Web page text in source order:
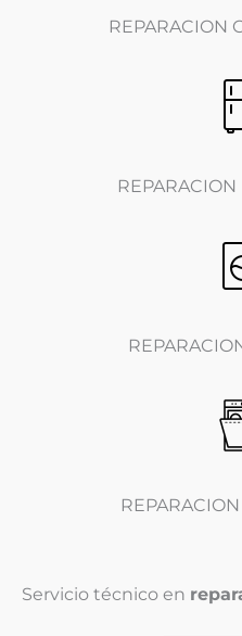
REPARACION
Servicio técnico en